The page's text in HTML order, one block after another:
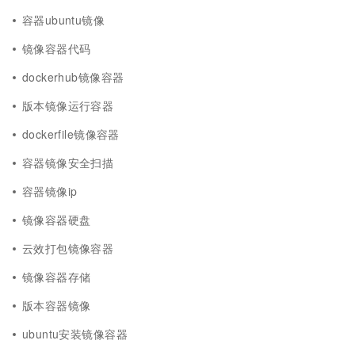
容器ubuntu镜像
镜像容器代码
dockerhub镜像容器
版本镜像运行容器
dockerfile镜像容器
容器镜像安全扫描
容器镜像ip
镜像容器硬盘
云效打包镜像容器
镜像容器存储
版本容器镜像
ubuntu安装镜像容器